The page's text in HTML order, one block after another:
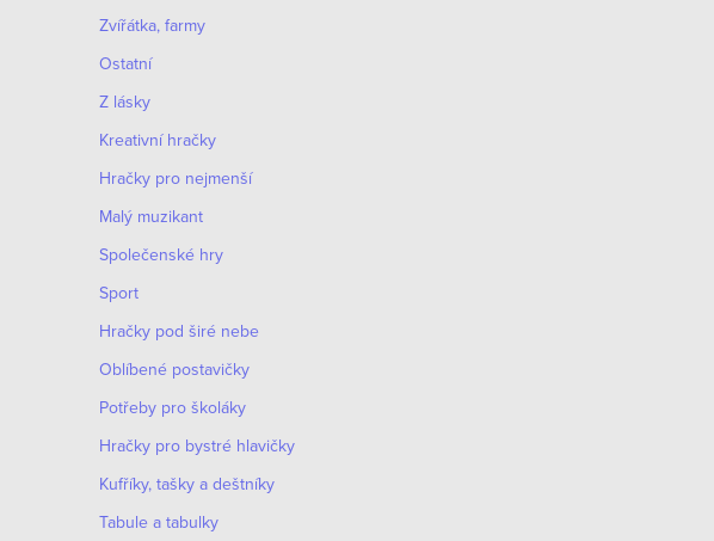
Zvířátka, farmy
Ostatní
Z lásky
Kreativní hračky
Hračky pro nejmenší
Malý muzikant
Společenské hry
Sport
Hračky pod širé nebe
Oblíbené postavičky
Potřeby pro školáky
Hračky pro bystré hlavičky
Kufříky, tašky a deštníky
Tabule a tabulky